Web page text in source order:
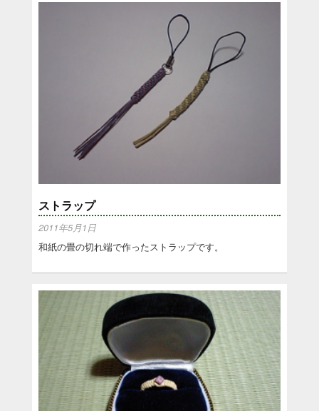
ストラップ
2011年5月1日
和紙の畳の切れ端で作ったストラップです。